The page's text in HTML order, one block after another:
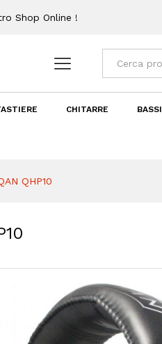
Shop Online !
Categorie
CHITARRE BASSI
QHP10
Recensioni (0)